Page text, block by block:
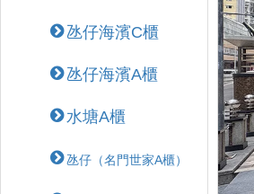
氹仔海濱C櫃
氹仔海濱A櫃
水塘A櫃
氹仔（名門世家A櫃）